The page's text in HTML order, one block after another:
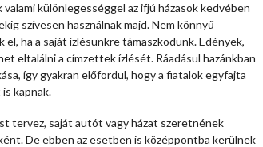
különlegességgel az ifjú házasok kedvében
szívesen használnak majd. Nem könnyű
el, ha a saját ízlésünkre támaszkodunk. Edények,
eltalálni a címzettek ízlését. Ráadásul hazánkban
így gyakran előfordul, hogy a fiatalok egyfajta
kapnak.
tervez, saját autót vagy házat szeretnének
De ebben az esetben is középpontba kerülnek